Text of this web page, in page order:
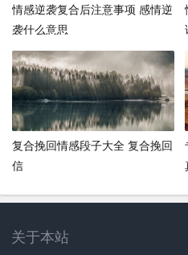
情感逆袭复合后注意事项 感情逆
袭什么意思
复合挽回情感段子大全 复合挽回
信
关于本站